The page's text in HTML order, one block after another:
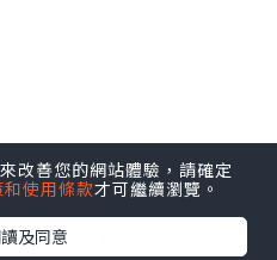
?lang=tc
善您的網站體驗，請確定
使用條款才可繼續瀏覽。
及同意